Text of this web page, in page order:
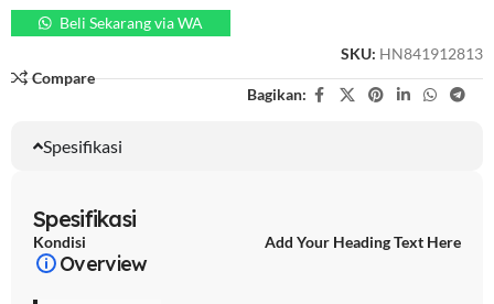
Beli Sekarang via WA
SKU: HN841912813
Compare
Bagikan:
Spesifikasi
Spesifikasi
Kondisi Add Your Heading Text Here
Overview